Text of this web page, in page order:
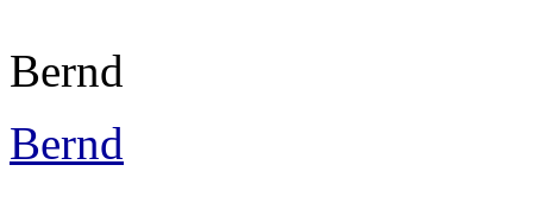
Bernd
Bernd